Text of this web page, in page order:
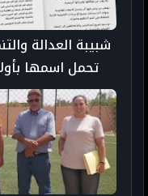
شبيبة العدالة
تحمل اسمها